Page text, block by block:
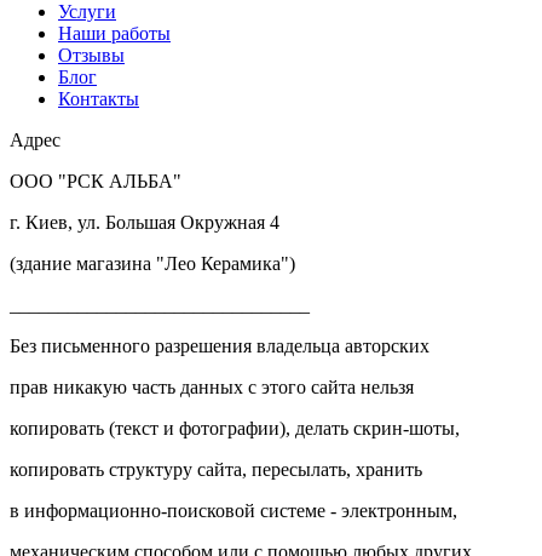
Услуги
Наши работы
Отзывы
Блог
Контакты
Адрес
ООО "РСК АЛЬБА"
г. Киев, ул. Большая Окружная 4
(здание магазина "Лео Керамика")
Без письменного разрешения владельца авторских
прав никакую часть данных с этого сайта нельзя
копировать (текст и фотографии), делать скрин-шоты,
копировать структуру сайта, пересылать, хранить
в информационно-поисковой системе - электронным,
механическим способом или с помощью любых других